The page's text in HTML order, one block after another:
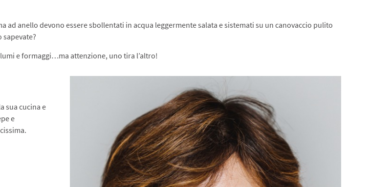
ad anello devono essere sbollentati in acqua leggermente salata e sistemati su un canovaccio pulito
e formaggi…ma attenzione, uno tira l’altro!
sua cucina e
e